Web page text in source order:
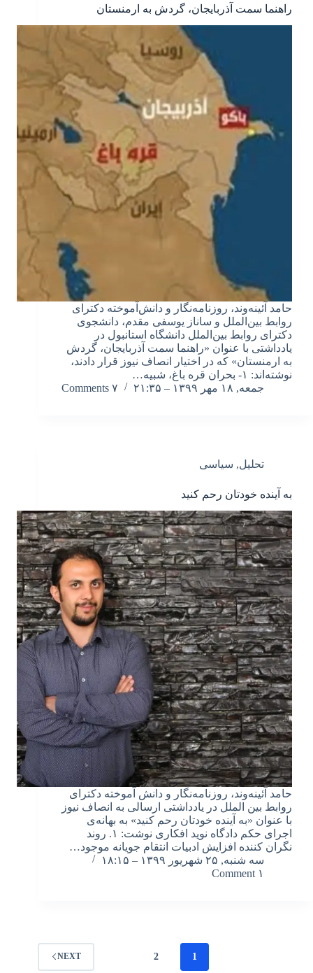
راهنما سمت آذربایجان، گردش به ارمنستان
حامد آئینه‌وند، روزنامه‌نگار و دانش‌آموخته دکترای
روابط بین‌الملل و ساناز یوسفی مقدم، دانشجوی
دکترای روابط بین‌الملل دانشگاه استانبول در
یادداشتی با عنوان «راهنما سمت آذربایجان، گردش
به ارمنستان» که در اختیار انصاف نیوز قرار دادند،
نوشته‌اند: ۱- بحران قره باغ، شبیه…
جمعه, ۱۸ مهر ۱۳۹۹ – ۲۱:۳۵
۷ Comments
تحلیل, سیاسی
به آینده خودتان رحم کنید
حامد آئینه‌وند، روزنامه‌نگار و دانش آموخته دکترای
روابط بین الملل در یادداشتی ارسالی به انصاف نیوز
با عنوان «به آینده خودتان رحم کنید» به بهانه‌ی
اجرای حکم دادگاه نوید افکاری نوشت: ۱. روند
نگران کننده افزایش ادبیات انتقام جویانه موجود…
سه شنبه, ۲۵ شهریور ۱۳۹۹ – ۱۸:۱۵
۱ Comment
1
2
NEXT